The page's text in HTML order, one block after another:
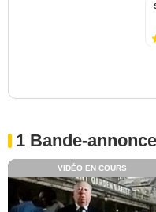
1 Bande-
VIDÉO EN COURS